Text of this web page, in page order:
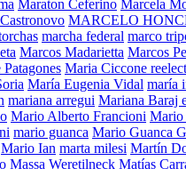
Maraton Ceferino Marcela
MARCELO
marcha federal marco
Marcos Madarietta Marcos
Maria Ciccone
María Eugenia Vidal maría
mariana arregui Mariana Baraj
Mario Alberto Francioni Mario
mario guanca Mario Guanca
Mario Ian marta milesi Martín
Massa Weretilneck Matías